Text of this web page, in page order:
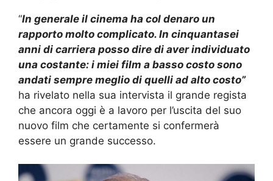
“In generale il cinema ha col denaro un
rapporto molto complicato. In cinquantasei
anni di carriera posso dire di aver individuato
una costante: i miei film a basso costo sono
andati sempre meglio di quelli ad alto costo”
ha rivelato nella sua intervista il grande regista
che ancora oggi è a lavoro per l’uscita del suo
nuovo film che certamente si confermerà
essere un grande successo.